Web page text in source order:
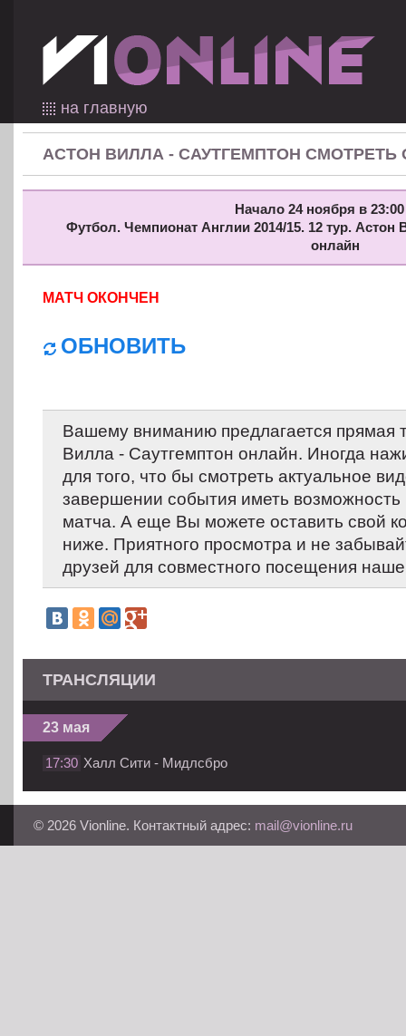
на главную
АСТОН ВИЛЛА - САУТГЕМПТОН СМОТРЕТЬ
Начало 24 ноября в
Футбол. Чемпионат Англии 2014/15. 12 тур. Астон
онлайн
МАТЧ ОКОНЧЕН
ОБНОВИТЬ
Вашему вниманию предлагается прямая
Вилла - Саутгемптон онлайн. Иногда
для того, что бы смотреть актуальное
завершении события иметь возможность
матча. А еще Вы можете оставить свой
ниже. Приятного просмотра и не
друзей для совместного посещения
ТРАНСЛЯЦИИ
23 мая
17:30 Халл Сити - Мидлсбро
© 2026 Vionline. Контактный адрес: mail@vionline.ru